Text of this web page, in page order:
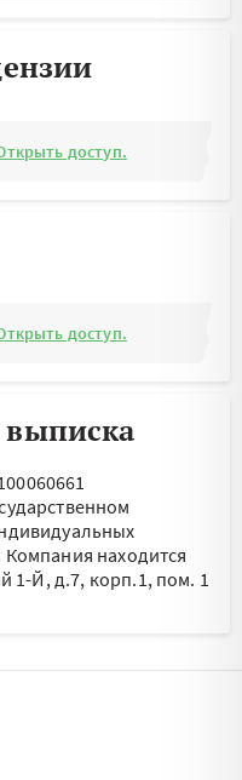
доступ.
доступ.
Компания находится
1-Й, д.7, корп.1, пом. 1